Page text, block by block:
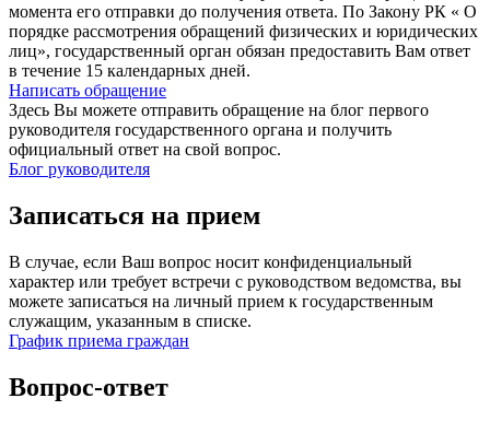
момента его отправки до получения ответа. По Закону РК « О
порядке рассмотрения обращений физических и юридических
лиц», государственный орган обязан предоставить Вам ответ
в течение 15 календарных дней.
Написать обращение
Здесь Вы можете отправить обращение на блог первого
руководителя государственного органа и получить
официальный ответ на свой вопрос.
Блог руководителя
Записаться на прием
В случае, если Ваш вопрос носит конфиденциальный
характер или требует встречи с руководством ведомства, вы
можете записаться на личный прием к государственным
служащим, указанным в списке.
График приема граждан
Вопрос-ответ